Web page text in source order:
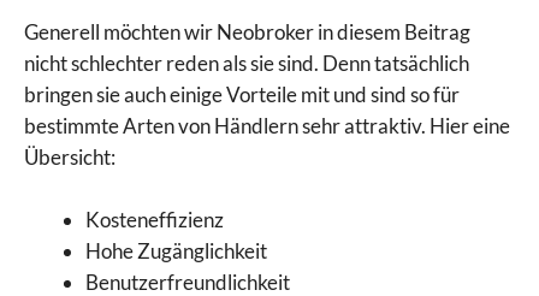
Generell möchten wir Neobroker in diesem Beitrag
nicht schlechter reden als sie sind. Denn tatsächlich
bringen sie auch einige Vorteile mit und sind so für
bestimmte Arten von Händlern sehr attraktiv. Hier eine
Übersicht:
Kosteneffizienz
Hohe Zugänglichkeit
Benutzerfreundlichkeit